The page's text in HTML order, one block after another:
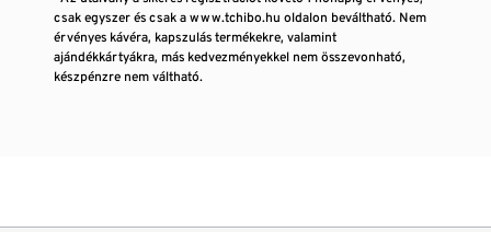
csak egyszer és csak a www.tchibo.hu oldalon beváltható. Nem
érvényes kávéra, kapszulás termékekre, valamint
ajándékkártyákra, más kedvezményekkel nem összevonható,
készpénzre nem váltható.